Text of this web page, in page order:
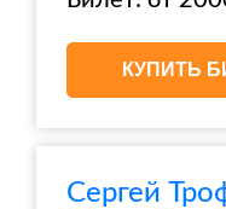
КУПИТЬ
Сергей